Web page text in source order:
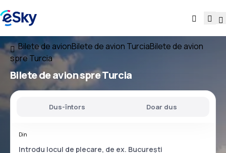
Bilete de avionBilete de avion TurciaBilete de avion
spre Turcia
Bilete de avionspre Turcia
Dus-întors Doar dus
Din